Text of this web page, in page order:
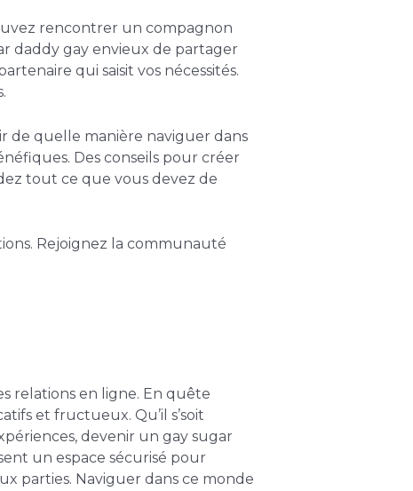
rencontrer un compagnon
daddy gay envieux de partager
qui saisit vos nécessités.
de quelle manière naviguer dans
Des conseils pour créer
tout ce que vous devez de
Rejoignez la communauté
relations en ligne. En quête
et fructueux. Qu’il s’soit
devenir un gay sugar
un espace sécurisé pour
parties. Naviguer dans ce monde